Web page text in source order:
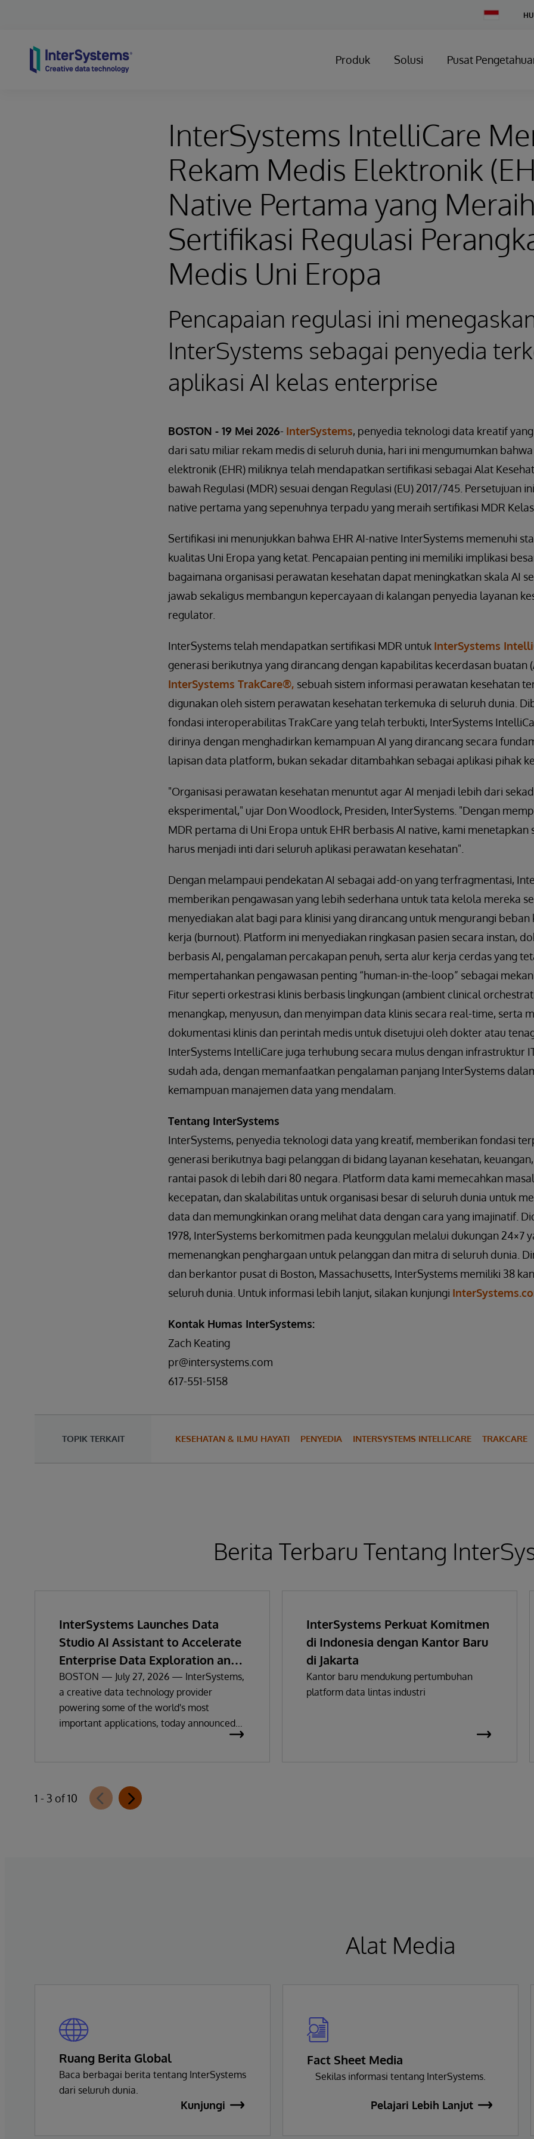
Change
Produk Solusi Pusat
InterSystems IntelliCare
Rekam Medis Elektronik
Native Pertama yang Meraih
Sertifikasi Regulasi
Medis Uni Eropa
Pencapaian regulasi ini
InterSystems sebagai penyedia
aplikasi AI kelas enterprise
BOSTON - 19 Mei 2026- InterSystems, penyedia teknologi data kreatif
dari satu miliar rekam medis di seluruh dunia, hari ini mengumumkan
elektronik (EHR) miliknya telah mendapatkan sertifikasi sebagai Alat
bawah Regulasi (MDR) sesuai dengan Regulasi (EU) 2017/745. Persetujuan
native pertama yang sepenuhnya terpadu yang meraih sertifikasi MDR Kelas
Sertifikasi ini menunjukkan bahwa EHR AI-native InterSystems memenuhi
kualitas Uni Eropa yang ketat. Pencapaian penting ini memiliki implikasi
bagaimana organisasi perawatan kesehatan dapat meningkatkan skala AI
jawab sekaligus membangun kepercayaan di kalangan penyedia layanan
regulator.
InterSystems telah mendapatkan sertifikasi MDR untuk InterSystems
generasi berikutnya yang dirancang dengan kapabilitas kecerdasan buatan
InterSystems TrakCare®, sebuah sistem informasi perawatan kesehatan
digunakan oleh sistem perawatan kesehatan terkemuka di seluruh dunia.
fondasi interoperabilitas TrakCare yang telah terbukti, InterSystems
dirinya dengan menghadirkan kemampuan AI yang dirancang secara
lapisan data platform, bukan sekadar ditambahkan sebagai aplikasi pihak
"Organisasi perawatan kesehatan menuntut agar AI menjadi lebih dari
eksperimental," ujar Don Woodlock, Presiden, InterSystems. "Dengan
MDR pertama di Uni Eropa untuk EHR berbasis AI native, kami menetapkan
harus menjadi inti dari seluruh aplikasi perawatan kesehatan".
Dengan melampaui pendekatan AI sebagai add-on yang terfragmentasi,
memberikan pengawasan yang lebih sederhana untuk tata kelola mereka
menyediakan alat bagi para klinisi yang dirancang untuk mengurangi
kerja (burnout). Platform ini menyediakan ringkasan pasien secara instan,
berbasis AI, pengalaman percakapan penuh, serta alur kerja cerdas yang
mempertahankan pengawasan penting “human-in-the-loop” sebagai
Fitur seperti orkestrasi klinis berbasis lingkungan (ambient clinical
menangkap, menyusun, dan menyimpan data klinis secara real-time, serta
dokumentasi klinis dan perintah medis untuk disetujui oleh dokter atau
InterSystems IntelliCare juga terhubung secara mulus dengan infrastruktur
sudah ada, dengan memanfaatkan pengalaman panjang InterSystems
kemampuan manajemen data yang mendalam.
Tentang InterSystems
InterSystems, penyedia teknologi data yang kreatif, memberikan fondasi
generasi berikutnya bagi pelanggan di bidang layanan kesehatan,
rantai pasok di lebih dari 80 negara. Platform data kami memecahkan
kecepatan, dan skalabilitas untuk organisasi besar di seluruh dunia untuk
data dan memungkinkan orang melihat data dengan cara yang imajinatif.
1978, InterSystems berkomitmen pada keunggulan melalui dukungan 24×7
memenangkan penghargaan untuk pelanggan dan mitra di seluruh dunia.
dan berkantor pusat di Boston, Massachusetts, InterSystems memiliki 38
seluruh dunia. Untuk informasi lebih lanjut, silakan kunjungi
Kontak Humas InterSystems:
Zach Keating
pr@intersystems.com
617-551-5158
TOPIK TERKAIT KESEHATAN & ILMU HAYATI PENYEDIA INTERSYSTEMS INTELLICARE TRAKCARE
Berita Terbaru Tentang
InterSystems Launches Data
Studio AI Assistant to Accelerate
Enterprise Data Exploration and
Insights
BOSTON — July 27, 2026 — InterSystems,
a creative data technology provider
powering some of the world's most
important applications, today announced
InterSystems Data Studio that helps
organizations more easily understand,
InterSystems Perkuat Komitmen
di Indonesia dengan Kantor Baru
di Jakarta
Kantor baru mendukung pertumbuhan
platform data lintas industri
1 - 3 of 10
Alat Media
Ruang Berita Global
Baca berbagai berita tentang InterSystems
dari seluruh dunia.
Kunjungi
Fact Sheet Media
Sekilas informasi tentang InterSystems.
Pelajari Lebih Lanjut